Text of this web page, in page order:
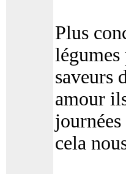
Plus
saveurs
amour
cela